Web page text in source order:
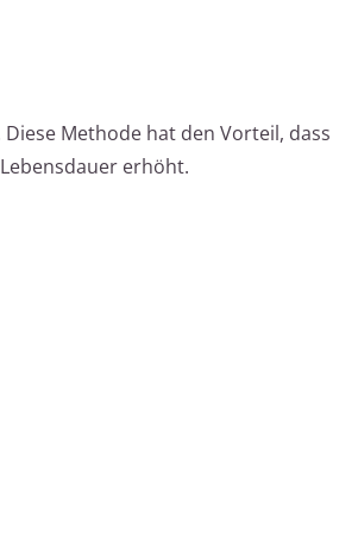
Methode hat den Vorteil, dass
erhöht.